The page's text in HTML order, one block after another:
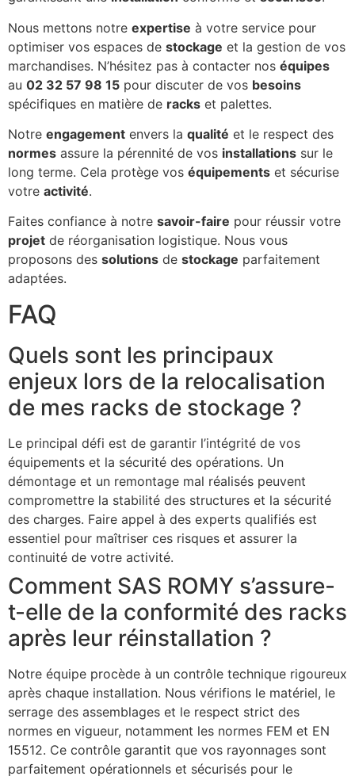
Nous mettons notre expertise à votre service pour
optimiser vos espaces de stockage et la gestion de vos
marchandises. N’hésitez pas à contacter nos équipes
au 02 32 57 98 15 pour discuter de vos besoins
spécifiques en matière de racks et palettes.
Notre engagement envers la qualité et le respect des
normes assure la pérennité de vos installations sur le
long terme. Cela protège vos équipements et sécurise
votre activité.
Faites confiance à notre savoir-faire pour réussir votre
projet de réorganisation logistique. Nous vous
proposons des solutions de stockage parfaitement
adaptées.
FAQ
Quels sont les principaux
enjeux lors de la relocalisation
de mes racks de stockage ?
Le principal défi est de garantir l’intégrité de vos
équipements et la sécurité des opérations. Un
démontage et un remontage mal réalisés peuvent
compromettre la stabilité des structures et la sécurité
des charges. Faire appel à des experts qualifiés est
essentiel pour maîtriser ces risques et assurer la
continuité de votre activité.
Comment SAS ROMY s’assure-
t-elle de la conformité des racks
après leur réinstallation ?
Notre équipe procède à un contrôle technique rigoureux
après chaque installation. Nous vérifions le matériel, le
serrage des assemblages et le respect strict des
normes en vigueur, notamment les normes FEM et EN
15512. Ce contrôle garantit que vos rayonnages sont
parfaitement opérationnels et sécurisés pour le